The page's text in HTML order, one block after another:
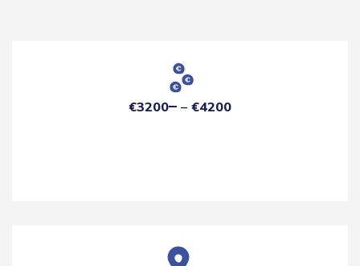
€3200 €4200